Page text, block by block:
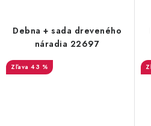
Debna + sada dreveného
náradia 22697
43 %